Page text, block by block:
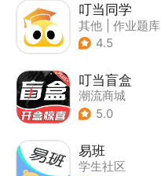
叮当同学
其他
作业题库
| 知识共享
4.5
叮当盲盒
潮流商城
5.0
易班
学生社区